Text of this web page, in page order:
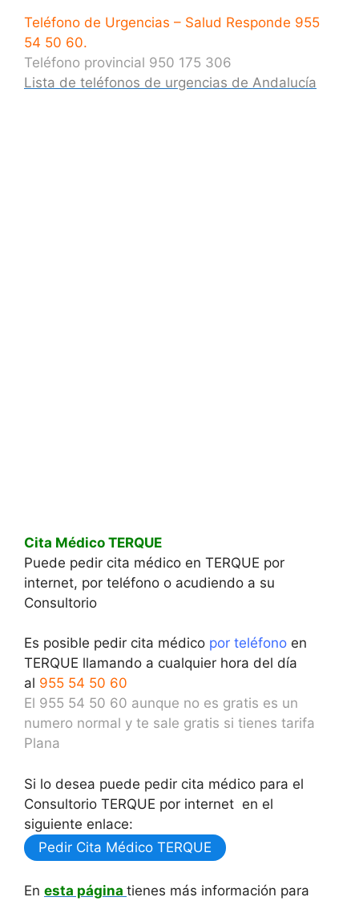
Teléfono de Urgencias – Salud Responde 955
54 50 60.
Teléfono provincial 950 175 306
Lista de teléfonos de urgencias de Andalucía
Cita Médico TERQUE
Puede pedir cita médico en TERQUE por
internet, por teléfono o acudiendo a su
Consultorio
Es posible pedir cita médico por teléfono en
TERQUE llamando a cualquier hora del día
al 955 54 50 60
El 955 54 50 60 aunque no es gratis es un
numero normal y te sale gratis si tienes tarifa
Plana
Si lo desea puede pedir cita médico para el
Consultorio TERQUE por internet en el
siguiente enlace:
Pedir Cita Médico TERQUE
En esta página tienes más información para